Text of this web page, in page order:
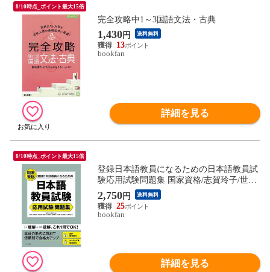
8/10時点_ポイント最大15倍
完全攻略中1～3国語文法・古典
1,430円 送料無料
13
bookfan
詳細を見る
8/10時点_ポイント最大15倍
登録日本語教員になるための日本語教員試
験応用試験問題集 国家資格/志賀玲子/世良
時子/猪塚元
2,750円 送料無料
25
bookfan
詳細を見る